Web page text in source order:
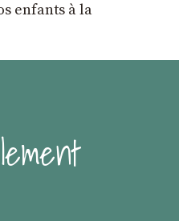
enfants à la